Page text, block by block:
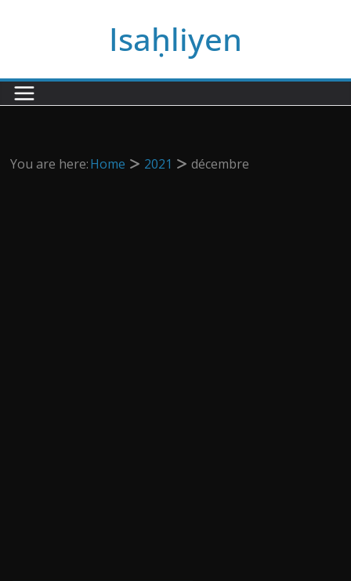
Isaḥliyen
You are here:Home 2021 décembre